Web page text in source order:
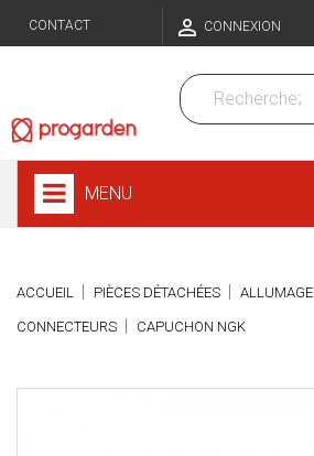
CONTACT  CONNEXION
MENU
ACCUEIL PIÈCES DÉTACHÉES ALLUMAGE
CONNECTEURS CAPUCHON NGK